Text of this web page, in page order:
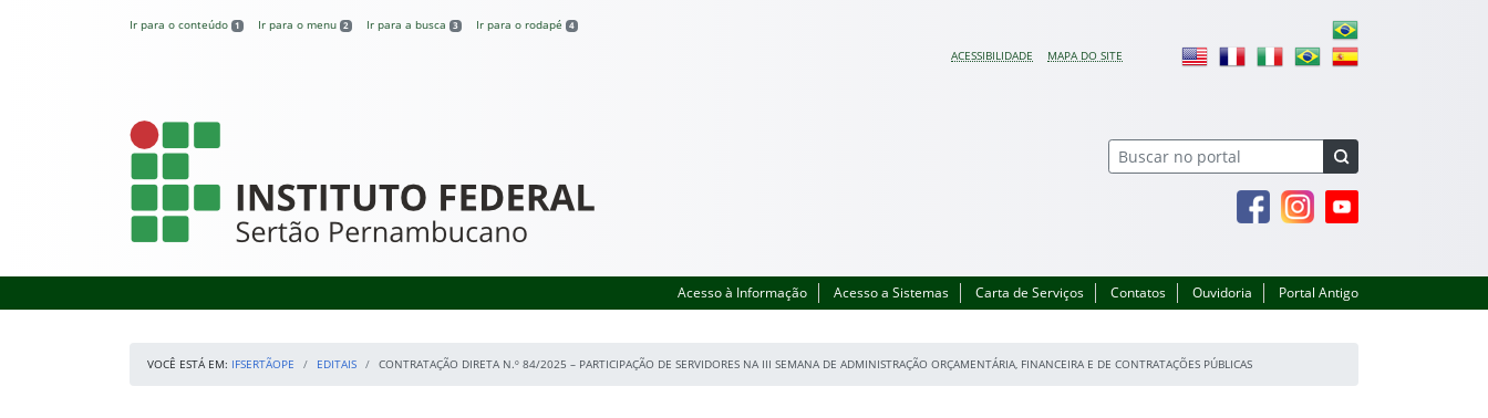
Ir para o conteúdo 1 Ir para o menu 2 Ir para a busca 3 Ir para o rodapé 4
ACESSIBILIDADE MAPA DO SITE
IFSertãoPE
FacebookInstagramYoutube
Acesso à Informação Acesso a Sistemas Carta de Serviços Contatos Ouvidoria Portal Antigo
VOCÊ ESTÁ EM: IFSERTÃOPE EDITAIS CONTRATAÇÃO DIRETA N.º 84/2025 – PARTICIPAÇÃO DE SERVIDORES NA III SEMANA DE ADMINISTRAÇÃO ORÇAMENTÁRIA, FINANCEIRA E DE CONTRATAÇÕES PÚBLICAS